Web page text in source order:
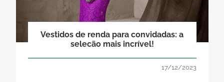
Vestidos de renda para convidadas: a
selecão mais incrível!
17/12/2023